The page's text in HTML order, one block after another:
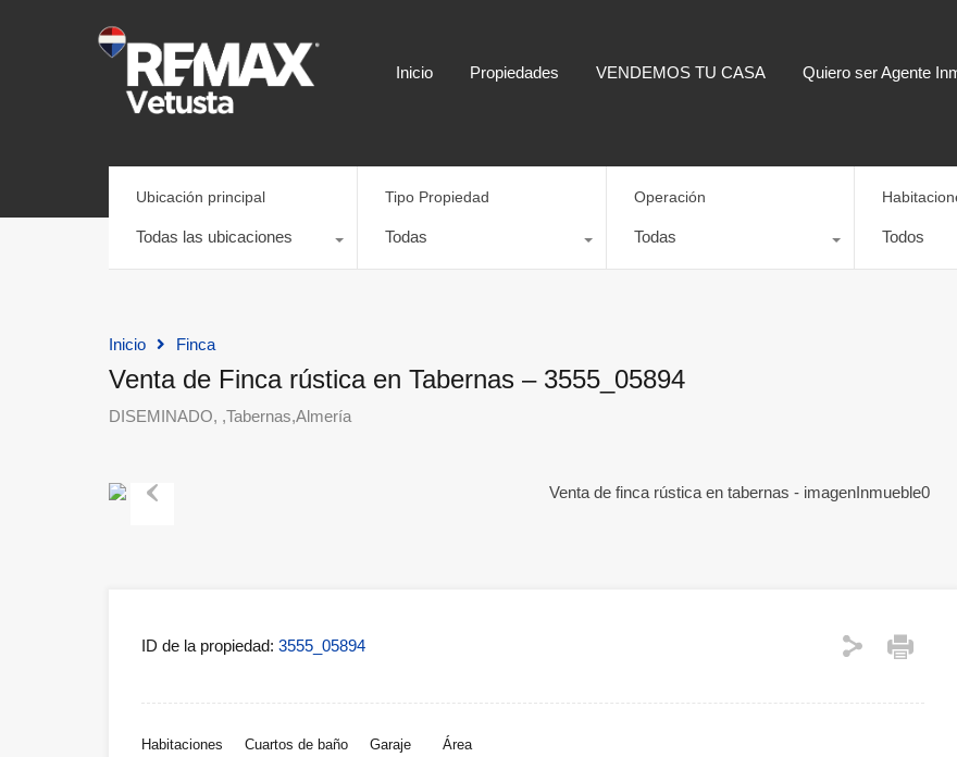
Inicio Propiedades VENDEMOS TU CASA Quiero ser Agente
Ubicación principal
Todas las ubicaciones
Tipo Propiedad
Todas
Operación
Todas Todos
Inicio Finca
Venta de Finca rústica en Tabernas – 3555_05894
DISEMINADO, ,Tabernas,Almería
ID de la propiedad: 3555_05894
Habitaciones Cuartos de baño Garaje Área